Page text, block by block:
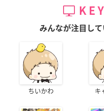
みんなが注目し
ちいかわ キ